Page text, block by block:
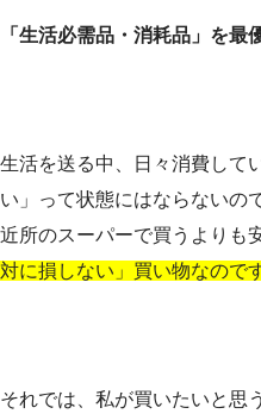
「生活必需品・消耗品」を最
生活を送る中、日々消費して
い」って状態にはならないの
近所のスーパーで買うよりも
対に損しない」買い物なのです
それでは、私が買いたいと思う